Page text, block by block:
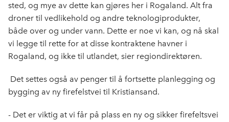
sted, og mye av dette kan gjøres her i Rogaland. Alt fra
droner til vedlikehold og andre teknologiprodukter,
både over og under vann. Dette er noe vi kan, og nå skal
vi legge til rette for at disse kontraktene havner i
Rogaland, og ikke til utlandet, sier regiondirektøren.
Det settes også av penger til å fortsette planlegging og
bygging av ny firefelstvei til Kristiansand.
- Det er viktig at vi får på plass en ny og sikker firefeltsvei